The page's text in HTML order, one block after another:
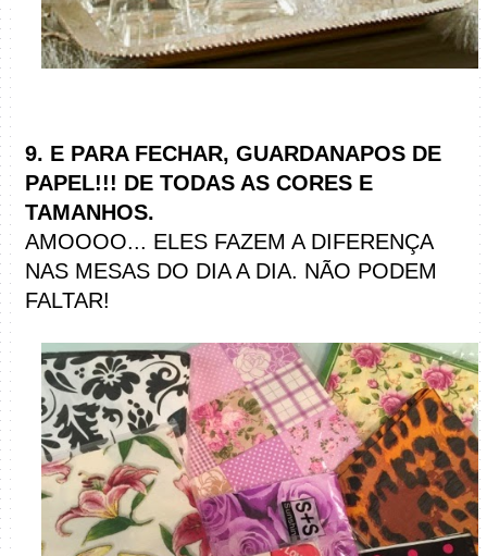
9. E PARA FECHAR, GUARDANAPOS DE
PAPEL!!! DE TODAS AS CORES E
TAMANHOS.
AMOOOO... ELES FAZEM A DIFERENÇA
NAS MESAS DO DIA A DIA. NÃO PODEM
FALTAR!